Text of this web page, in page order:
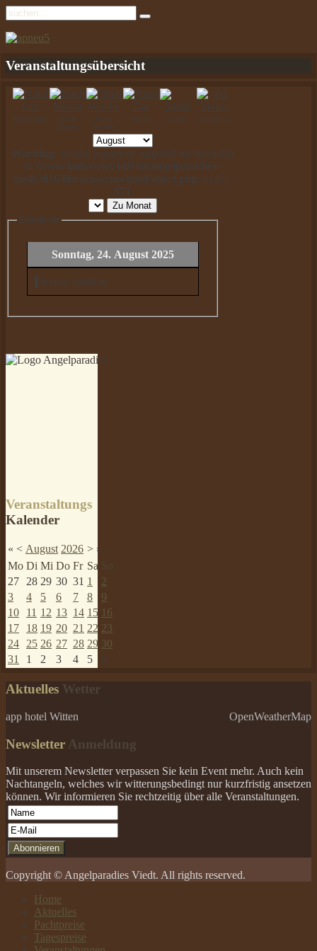
Veranstaltungsübersicht
Suche
Warning : Invalid argument supplied for foreach()
/www/htdocs/w014f18a/angelparadies-
viedt2016/libraries/cms/html/select.php on line
571
Zu Monat
Events für
Sonntag, 24. August 2025
Keine Termine
Veranstaltungs
Kalender
« < August 2026 > »
Mo Di Mi Do Fr Sa
27 28 29 30 31 1
2
3
4 5 6 7 8
9
10
11 12 13 14 15
16
17
18 19 20 21 22 23
24 25 26 27 28 29 30
31
1 2 3 4 5 6
Aktuelles Wetter
app hotel Witten OpenWeatherMap
Newsletter Anmeldung
Mit unserem Newsletter verpassen Sie kein Event mehr. Auch kein
Nachtangeln, welches wir witterungsbedingt nur kurzfristig ansetzen
können. Wir informieren Sie rechtzeitig über alle Veranstaltungen.
Copyright © Angelparadies Viedt. All rights reserved.
Home
Aktuelles
Pachtpreise
Tagespreise